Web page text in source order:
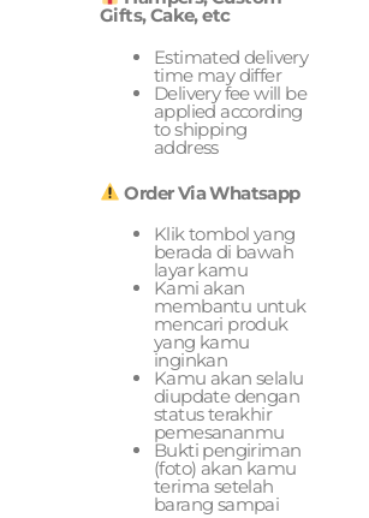
Gifts, Cake, etc
Estimated delivery
time may differ
Delivery fee will be
applied according
to shipping
address
Order Via Whatsapp
Klik tombol yang
berada di bawah
layar kamu
Kami akan
membantu untuk
mencari produk
yang kamu
inginkan
Kamu akan selalu
diupdate dengan
status terakhir
pemesananmu
Bukti pengiriman
(foto) akan kamu
terima setelah
barang sampai